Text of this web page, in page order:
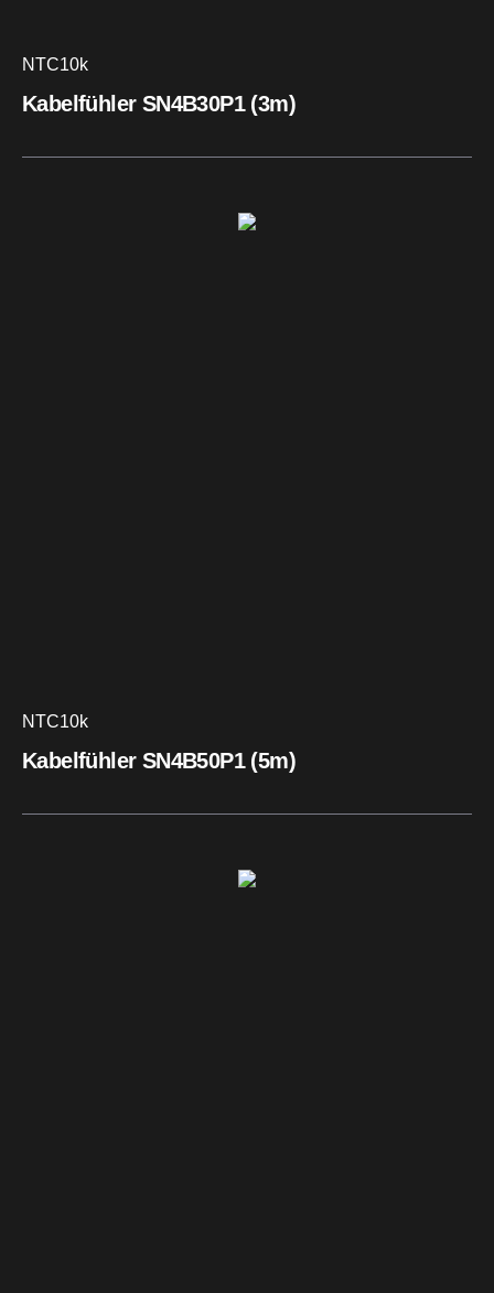
NTC10k
Kabelfühler SN4B30P1 (3m)
NTC10k
Kabelfühler SN4B50P1 (5m)